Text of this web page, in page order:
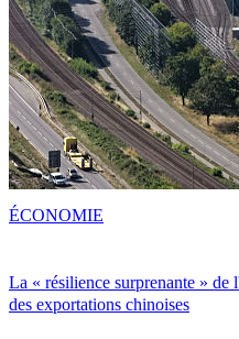
La « résilience surprenante » de
des exportations chinoises
ÉCONOMIE